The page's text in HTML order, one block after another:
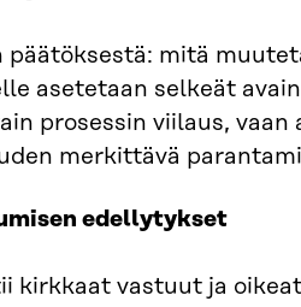
päätöksestä: mitä
asetetaan selkeät
prosessin viilaus,
merkittävä
edellytykset
kirkkaat vastuut ja